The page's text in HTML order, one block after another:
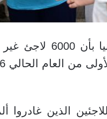
أفادت بيانات الشرطة
الذين غادروا